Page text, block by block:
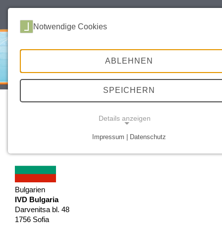
IMPRESSUM
Bulgarien
IVD Bulgaria
Darvenitsa bl. 48
1756 Sofia
Notwendige Cookies
ABLEHNEN
SPEICHERN
Details anzeigen
Impressum | Datenschutz